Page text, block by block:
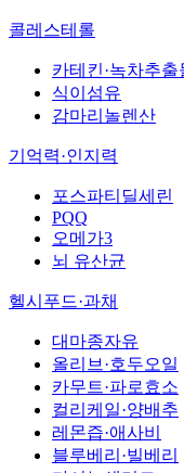
콜레스테롤
카테킨·녹차추출
식이섬유
감마리놀렌산
기억력·인지력
포스파티딜세린
PQQ
오메가3
뇌 유산균
헬시푸드·과채
대마종자유
올리브·호두오일
카무트·파로효소
컬리케일·양배추
레몬즙·애사비
블루베리·빌베리